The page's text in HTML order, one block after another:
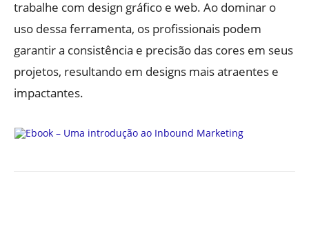
trabalhe com design gráfico e web. Ao dominar o
uso dessa ferramenta, os profissionais podem
garantir a consistência e precisão das cores em seus
projetos, resultando em designs mais atraentes e
impactantes.